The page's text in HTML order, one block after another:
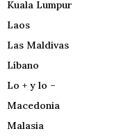
Kuala Lumpur
Laos
Las Maldivas
Líbano
Lo + y lo –
Macedonia
Malasia